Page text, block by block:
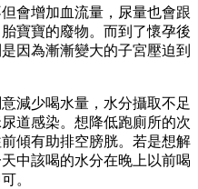
會增加血流量，尿量也會跟
寶寶的廢物。而到了懷孕後
因為漸漸變大的子宮壓迫到
減少喝水量，水分攝取不足
道感染。想降低跑廁所的次
傾有助排空膀胱。若是想解
中該喝的水分在晚上以前喝
。